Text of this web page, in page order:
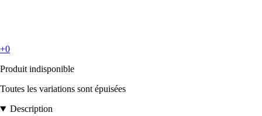
+0
Produit indisponible
Toutes les variations sont épuisées
Description